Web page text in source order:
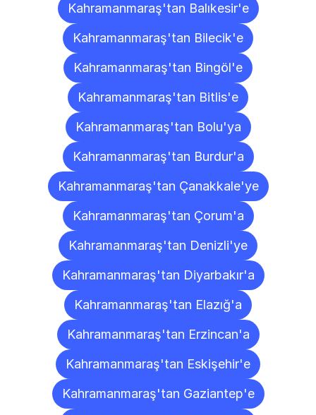
Kahramanmaraş'tan Balıkesir'e
Kahramanmaraş'tan Bilecik'e
Kahramanmaraş'tan Bingöl'e
Kahramanmaraş'tan Bitlis'e
Kahramanmaraş'tan Bolu'ya
Kahramanmaraş'tan Burdur'a
Kahramanmaraş'tan Çanakkale'ye
Kahramanmaraş'tan Çorum'a
Kahramanmaraş'tan Denizli'ye
Kahramanmaraş'tan Diyarbakır'a
Kahramanmaraş'tan Elazığ'a
Kahramanmaraş'tan Erzincan'a
Kahramanmaraş'tan Eskişehir'e
Kahramanmaraş'tan Gaziantep'e